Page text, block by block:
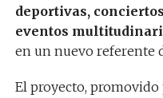
deportivas,
eventos
en un nuevo referente
El proyecto, promovido